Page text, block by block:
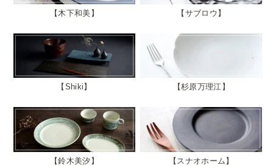
木下和美 サブロウ
Shiki 杉原万理江
鈴木美汐 スナオホーム